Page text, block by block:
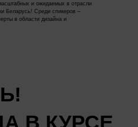
и ожидаемых в отрасли
Беларусь! Среди спикеров –
в области дизайна и